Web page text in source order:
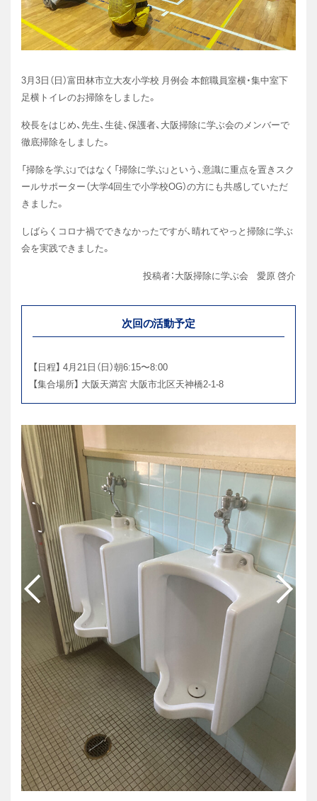
3月3日（日）富田林市立大友小学校 月例会 本館職員室横・集中室下
足横トイレのお掃除をしました。
校長をはじめ、先生、生徒、保護者、大阪掃除に学ぶ会のメンバーで
徹底掃除をしました。
「掃除を学ぶ」ではなく「掃除に学ぶ」という、意識に重点を置きスク
ールサポーター（大学4回生で小学校OG）の方にも共感していただ
きました。
しばらくコロナ禍でできなかったですが、晴れてやっと掃除に学ぶ
会を実践できました。
投稿者：大阪掃除に学ぶ会 愛原 啓介
次回の活動予定
【日程】 4月21日（日）朝6:15〜8:00
【集合場所】 大阪天満宮 大阪市北区天神橋2-1-8